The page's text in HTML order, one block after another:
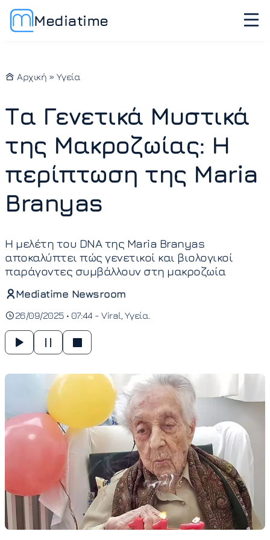
Mediatime
Αρχική » Υγεία
Τα Γενετικά Μυστικά
της Μακροζωίας: Η
περίπτωση της Maria
Branyas
Η μελέτη του DNA της Maria Branyas
αποκαλύπτει πώς γενετικοί και βιολογικοί
παράγοντες συμβάλλουν στη μακροζωία
Mediatime Newsroom
26/09/2025 • 07:44 - Viral Υγεία